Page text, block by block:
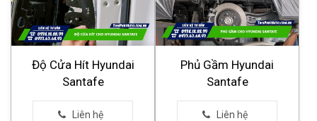
Độ Cửa Hít Hyundai
Santafe
Phủ Gầm Hyundai
Santafe